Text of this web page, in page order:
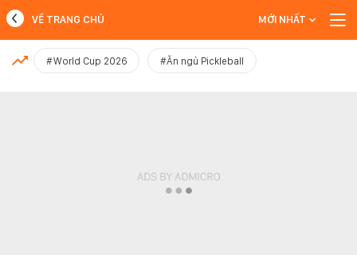
MỚI NHẤT
VỀ TRANG CHỦ MỚI NHẤT
#World Cup 2026 #Ăn ngủ Pickleball